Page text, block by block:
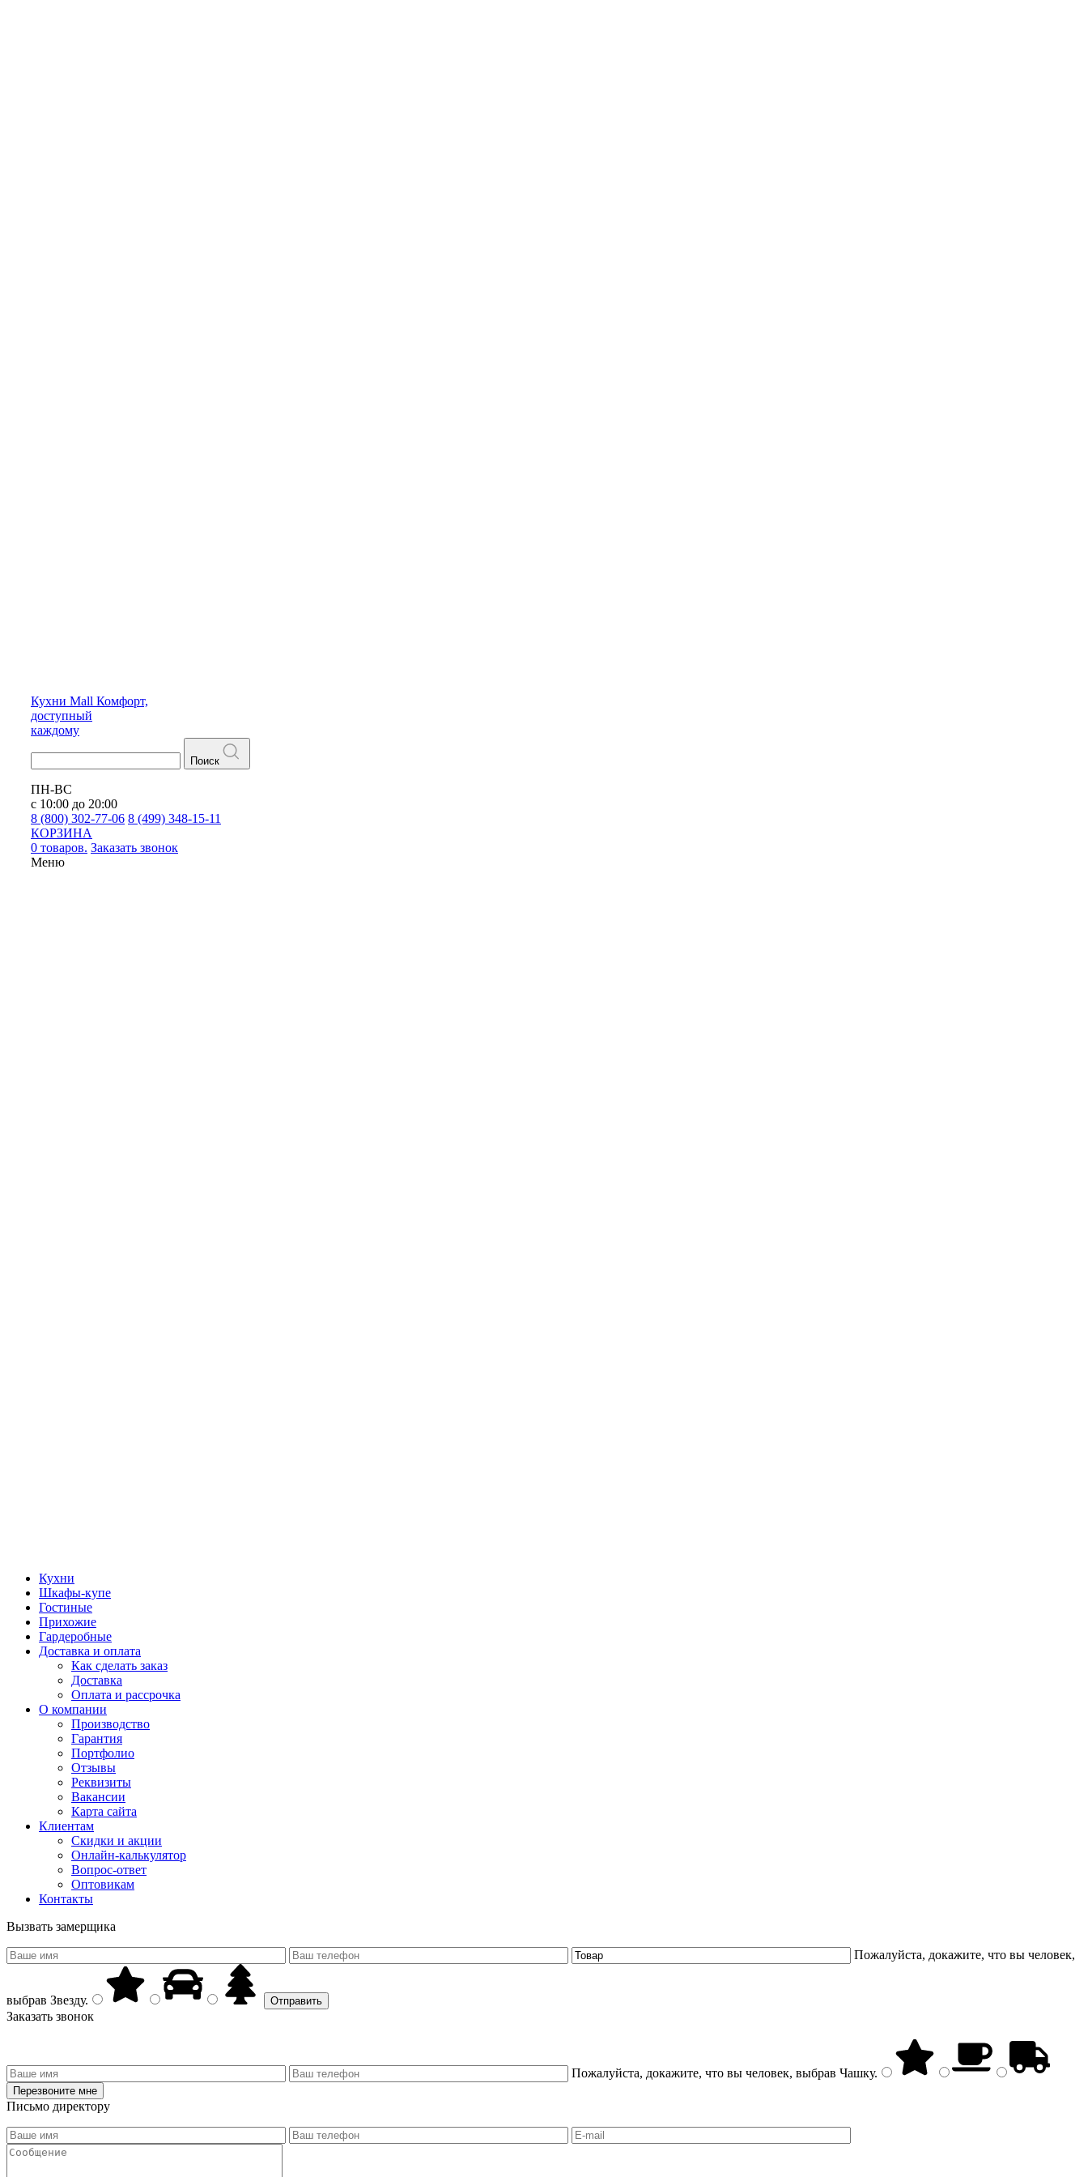
Кухни Mall Комфорт,
доступный
каждому
Поиск
ПН-ВС
с 10:00 до 20:00
8 (800) 302-77-06 8 (499) 348-15-11
КОРЗИНА
0 товаров. Заказать звонок
Меню
Кухни
Шкафы-купе
Гостиные
Прихожие
Гардеробные
Доставка и оплата
Как сделать заказ
Доставка
Оплата и рассрочка
О компании
Производство
Гарантия
Портфолио
Отзывы
Реквизиты
Вакансии
Карта сайта
Клиентам
Скидки и акции
Онлайн-калькулятор
Вопрос-ответ
Оптовикам
Контакты
Вызвать замерщика
Пожалуйста, докажите, что вы человек,
выбрав Звезду.
Заказать звонок
Пожалуйста, докажите, что вы человек, выбрав Чашку.
Письмо директору